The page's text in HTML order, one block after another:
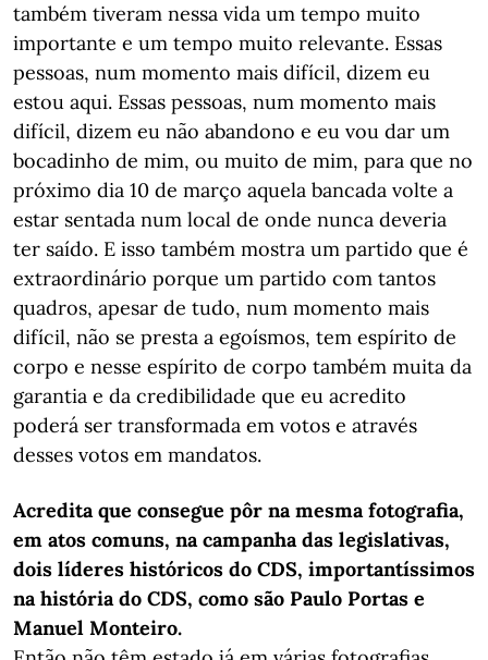
também tiveram nessa vida um tempo muito
importante e um tempo muito relevante. Essas
pessoas, num momento mais difícil, dizem eu
estou aqui. Essas pessoas, num momento mais
difícil, dizem eu não abandono e eu vou dar um
bocadinho de mim, ou muito de mim, para que no
próximo dia 10 de março aquela bancada volte a
estar sentada num local de onde nunca deveria
ter saído. E isso também mostra um partido que é
extraordinário porque um partido com tantos
quadros, apesar de tudo, num momento mais
difícil, não se presta a egoísmos, tem espírito de
corpo e nesse espírito de corpo também muita da
garantia e da credibilidade que eu acredito
poderá ser transformada em votos e através
desses votos em mandatos.
Acredita que consegue pôr na mesma fotografia,
em atos comuns, na campanha das legislativas,
dois líderes históricos do CDS, importantíssimos
na história do CDS, como são Paulo Portas e
Manuel Monteiro.